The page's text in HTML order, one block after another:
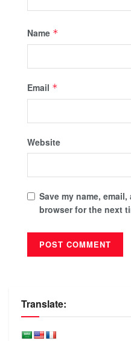
Name *
Email *
Website
Save my name,
browser for the next
Translate: